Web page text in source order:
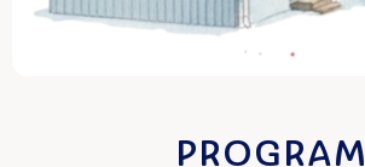
PROGRAM